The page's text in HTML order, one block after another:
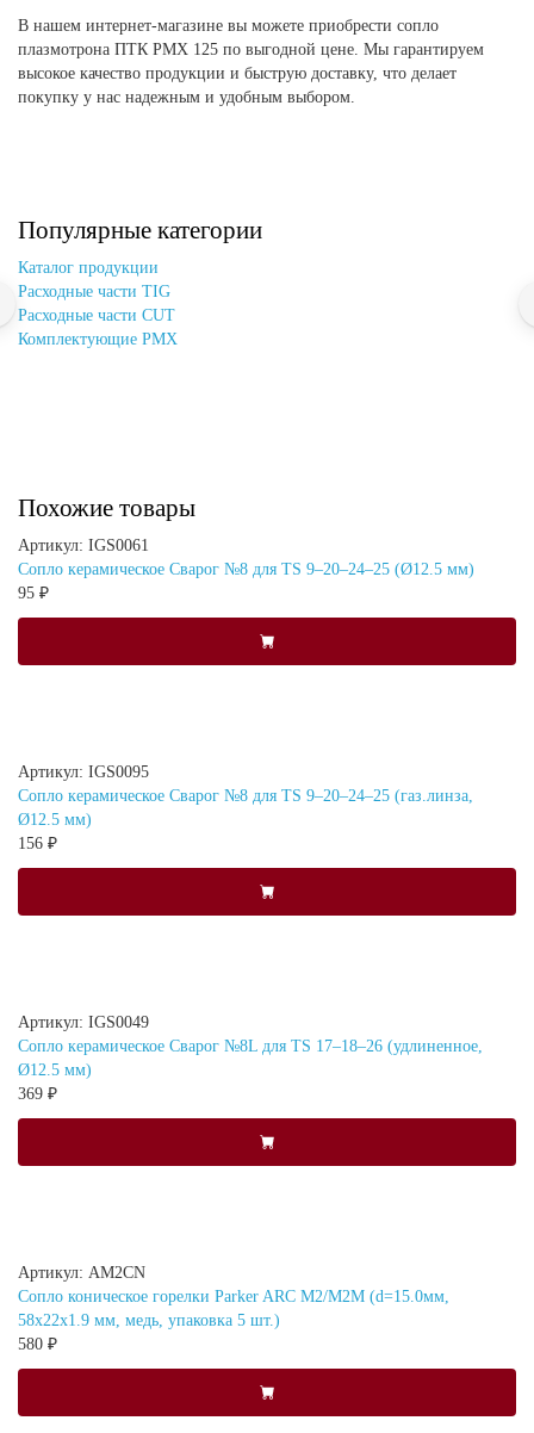
В нашем интернет-магазине вы можете приобрести сопло
плазмотрона ПТК PMX 125 по выгодной цене. Мы гарантируем
высокое качество продукции и быструю доставку, что делает
покупку у нас надежным и удобным выбором.
Популярные категории
Каталог продукции
Расходные части TIG
Расходные части CUT
Комплектующие PMX
Похожие товары
Артикул: IGS0061
Сопло керамическое Сварог №8 для TS 9–20–24–25 (Ø12.5 мм)
95 ₽
Артикул: IGS0095
Сопло керамическое Сварог №8 для TS 9–20–24–25 (газ.линза,
Ø12.5 мм)
156 ₽
Артикул: IGS0049
Сопло керамическое Сварог №8L для TS 17–18–26 (удлиненное,
Ø12.5 мм)
369 ₽
Артикул: AM2CN
Сопло коническое горелки Parker ARC M2/M2M (d=15.0мм,
58x22x1.9 мм, медь, упаковка 5 шт.)
580 ₽